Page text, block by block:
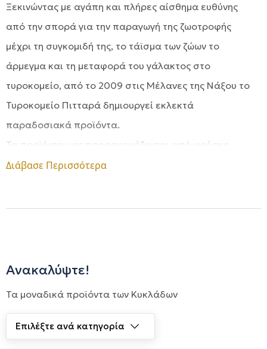
Ξεκινώντας με αγάπη και πλήρες αίσθημα ευθύνης
από την σπορά για την παραγωγή της ζωοτροφής
μέχρι τη συγκομιδή της, το τάϊσμα των ζώων το
άρμεγμα και τη μεταφορά του γάλακτος στο
τυροκομείο, από το 2009 στις Μέλανες της Νάξου το
Τυροκομείο Πιτταρά δημιουργεί εκλεκτά
παραδοσιακά προϊόντα.
Τα προϊόντα μας παρασκευάζονται από φρέσκο
πλήρες αγελαδινό γάλα το οποίο προέρχεται
Όλα τα συστατικά είναι μη γενετικά τροποποιημένα
από τον Οργανισμό Πιστοποίησης Cosmocert
σύμφωνα με το πρότυπο VLOG STANDARD. Επίσης η
μονάδα είναι η πρώτη μονάδα αγελάδων
Διάβασε Περισσότερα
Ανακαλύψτε!
Τα μοναδικά προϊόντα των Κυκλάδων